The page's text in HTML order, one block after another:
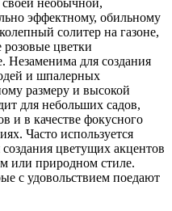
эффектному, обильному
солитер на газоне,
цветки
Незаменима для создания
и шпалерных
размеру и высокой
для небольших садов,
и в качестве фокусного
Часто используется
цветущих акцентов
или природном стиле.
с удовольствием поедают